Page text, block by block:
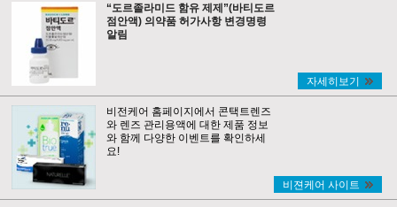
“도르졸라미드 함유 제제”(바티도르
점안액) 의약품 허가사항 변경명령
알림
자세히보기
비전케어 홈페이지에서 콘택트렌즈
와 렌즈 관리용액에 대한 제품 정보
와 함께 다양한 이벤트를 확인하세
요!
비젼케어 사이트